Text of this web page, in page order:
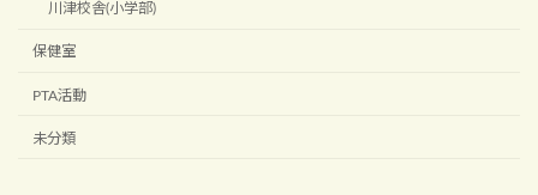
川津校舎(小学部)
保健室
PTA活動
未分類